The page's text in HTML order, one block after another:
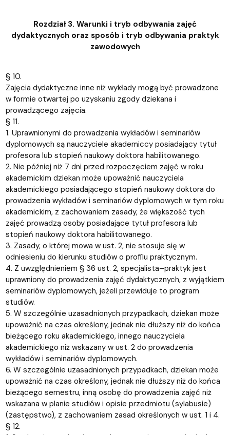
Rozdział 3. Warunki i tryb odbywania zajęć
dydaktycznych oraz sposób i tryb odbywania praktyk
zawodowych
§ 10.
Zajęcia dydaktyczne inne niż wykłady mogą być prowadzone
w formie otwartej po uzyskaniu zgody dziekana i
prowadzącego zajęcia.
§ 11.
1. Uprawnionymi do prowadzenia wykładów i seminariów
dyplomowych są nauczyciele akademiccy posiadający tytuł
profesora lub stopień naukowy doktora habilitowanego.
2. Nie później niż 7 dni przed rozpoczęciem zajęć w roku
akademickim dziekan może upoważnić nauczyciela
akademickiego posiadającego stopień naukowy doktora do
prowadzenia wykładów i seminariów dyplomowych w tym roku
akademickim, z zachowaniem zasady, że większość tych
zajęć prowadzą osoby posiadające tytuł profesora lub
stopień naukowy doktora habilitowanego.
3. Zasady, o której mowa w ust. 2, nie stosuje się w
odniesieniu do kierunku studiów o profilu praktycznym.
4. Z uwzględnieniem § 36 ust. 2, specjalista–praktyk jest
uprawniony do prowadzenia zajęć dydaktycznych, z wyjątkiem
seminariów dyplomowych, jeżeli przewiduje to program
studiów.
5. W szczególnie uzasadnionych przypadkach, dziekan może
upoważnić na czas określony, jednak nie dłuższy niż do końca
bieżącego roku akademickiego, innego nauczyciela
akademickiego niż wskazany w ust. 2 do prowadzenia
wykładów i seminariów dyplomowych.
6. W szczególnie uzasadnionych przypadkach, dziekan może
upoważnić na czas określony, jednak nie dłuższy niż do końca
bieżącego semestru, inną osobę do prowadzenia zajęć niż
wskazana w planie studiów i opisie przedmiotu (sylabusie)
(zastępstwo), z zachowaniem zasad określonych w ust. 1 i 4.
§ 12.